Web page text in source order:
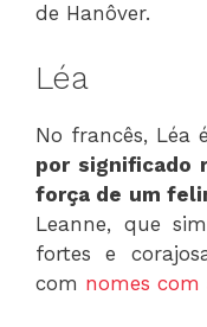
de Hanôver.
Léa
No francês, Léa
por significado
força de um
Leanne, que
fortes e
com nomes com